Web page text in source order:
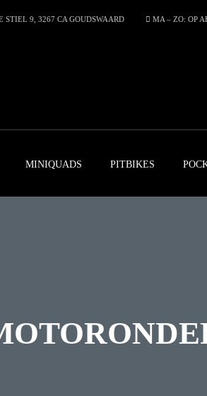
MA – ZO: OP
STIEL 9, 3267 CA GOUDSWAARD
MINIQUADS PITBIKES